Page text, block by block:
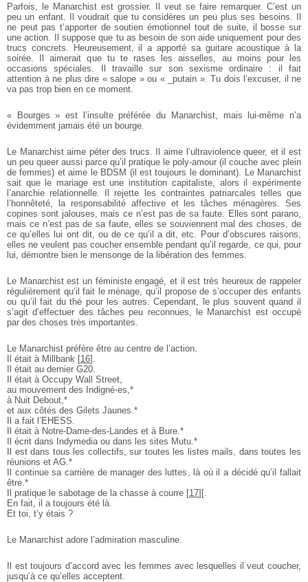
Parfois, le Manarchist est grossier. Il veut se faire remarquer. C’est un
peu un enfant. Il voudrait que tu considères un peu plus ses besoins. Il
ne peut pas t’apporter de soutien émotionnel tout de suite, il bosse sur
une action. Il suppose que tu as besoin de son aide uniquement pour des
trucs concrets. Heureusement, il a apporté sa guitare acoustique à la
soirée. Il aimerait que tu te rases les aisselles, au moins pour les
occasions spéciales. Il travaille sur son sexisme ordinaire : il fait
attention à ne plus dire « salope » ou « _putain ». Tu dois l’excuser, il ne
va pas trop bien en ce moment.
« Bourges » est l’insulte préférée du Manarchist, mais lui-même n’a
évidemment jamais été un bourge.
Le Manarchist aime péter des trucs. Il aime l’ultraviolence queer, et il est
un peu queer aussi parce qu’il pratique le poly-amour (il couche avec plein
de femmes) et aime le BDSM (il est toujours le dominant). Le Manarchist
sait que le mariage est une institution capitaliste, alors il expérimente
l’anarchie relationnelle. Il rejette les contraintes patriarcales telles que
l’honnêteté, la responsabilité affective et les tâches ménagères. Ses
copines sont jalouses, mais ce n’est pas de sa faute. Elles sont parano,
mais ce n’est pas de sa faute, elles se souviennent mal des choses, de
ce qu’elles lui ont dit, ou de ce qu’il a dit, etc. Pour d’obscures raisons,
elles ne veulent pas coucher ensemble pendant qu’il regarde, ce qui, pour
lui, démontre bien le mensonge de la libération des femmes.
Le Manarchist est un féministe engagé, et il est très heureux de rappeler
régulièrement qu’il fait le ménage, qu’il propose de s’occuper des enfants
ou qu’il fait du thé pour les autres. Cependant, le plus souvent quand il
s’agit d’effectuer des tâches peu reconnues, le Manarchist est occupé
par des choses très importantes.
Le Manarchist préfère être au centre de l’action.
Il était à Millbank [16]
Il était au dernier G20.
Il était à Occupy Wall Street,
au mouvement des Indigné⋅es,*
à Nuit Debout,*
et aux côtés des Gilets Jaunes.*
Il a fait l’EHESS.
Il était à Notre-Dame-des-Landes et à Bure.*
Il écrit dans Indymedia ou dans les sites Mutu.*
Il est dans tous les collectifs, sur toutes les listes mails, dans toutes les
réunions et AG.*
Il continue sa carrière de manager des luttes, là où il a décidé qu’il fallait
être.*
Il pratique le sabotage de la chasse à courre [17][.
En fait, il a toujours été là.
Et toi, t’y étais ?
Le Manarchist adore l’admiration masculine.
Il est toujours d’accord avec les femmes avec lesquelles il veut coucher,
jusqu’à ce qu’elles acceptent.